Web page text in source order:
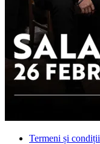
Termeni și condiții